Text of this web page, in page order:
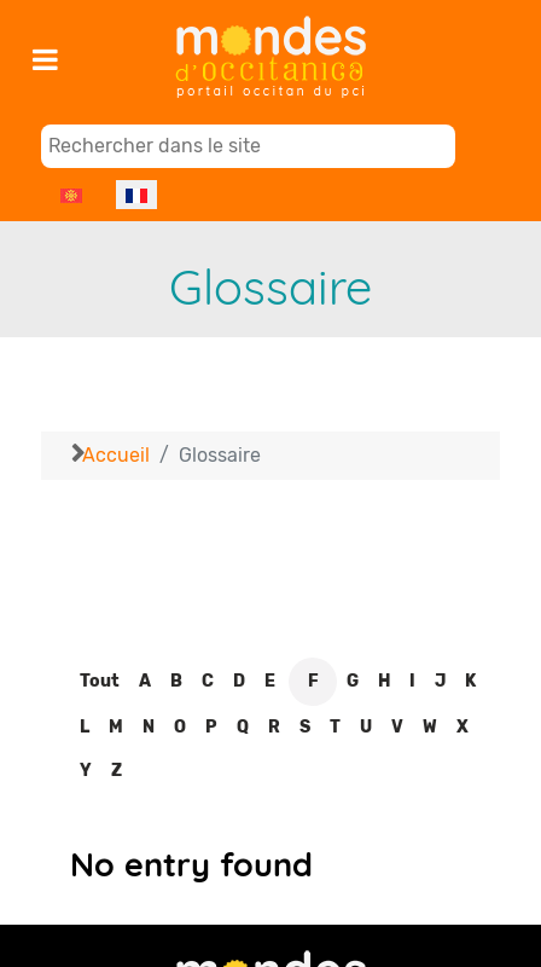
Sélectionnez votre langue
Glossaire
Accueil Glossaire
Tout A B C D E F G H J K
L M N O P Q R S T U V W X
Y Z
No entry found